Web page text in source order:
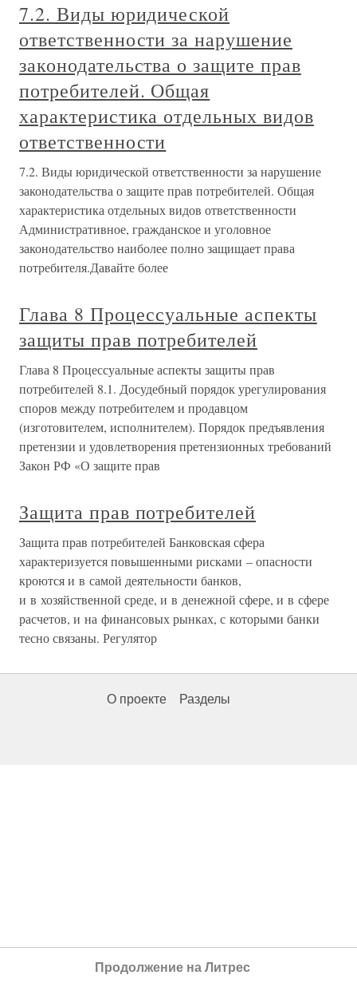
7.2. Виды юридической
ответственности за нарушение
законодательства о защите прав
потребителей. Общая
характеристика отдельных видов
ответственности
7.2. Виды юридической ответственности за нарушение
законодательства о защите прав потребителей. Общая
характеристика отдельных видов ответственности
Административное, гражданское и уголовное
законодательство наиболее полно защищает права
потребителя.Давайте более
Глава 8 Процессуальные аспекты
защиты прав потребителей
Глава 8 Процессуальные аспекты защиты прав
потребителей 8.1. Досудебный порядок урегулирования
споров между потребителем и продавцом
(изготовителем, исполнителем). Порядок предъявления
претензии и удовлетворения претензионных требований
Закон РФ «О защите прав
Защита прав потребителей
Защита прав потребителей Банковская сфера
характеризуется повышенными рисками – опасности
кроются и в самой деятельности банков,
и в хозяйственной среде, и в денежной сфере, и в сфере
расчетов, и на финансовых рынках, с которыми банки
тесно связаны. Регулятор
О проекте Разделы
Продолжение на Литрес